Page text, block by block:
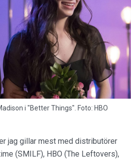
i "Better Things". Foto: HBO
jag gillar mest med distributörer
(SMILF), HBO (The Leftovers),